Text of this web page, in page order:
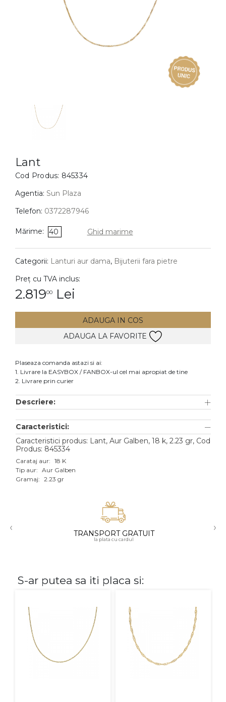
BIJUTERII COPII
Cercei
Bratari
Coliere
Lanturi
Pandantive
DIAMANTE Vezi toate
Cercei
Accesorii
Aur alb
Aur roz
Aur mixt
18K
Cu pietre
Diamante
Lant
Cod Produs: 845334
Agentia: Sun Plaza
Telefon: 0372287946
Mărime: 40 Ghid marime
Categorii: Lanturi aur dama, Bijuterii fara pietre
Preț cu TVA inclus:
2.81900 Lei
ADAUGA IN COS
ADAUGA LA FAVORITE
Plaseaza comanda astazi si ai:
1. Livrare la EASYBOX / FANBOX-ul cel mai apropiat de tine
2. Livrare prin curier
Descriere:
Caracteristici:
Caracteristici produs: Lant, Aur Galben, 18 k, 2.23 gr, Cod
Produs: 845334
Carataj aur: 18 K
Tip aur: Aur Galben
Gramaj: 2.23 gr
‹ TRANSPORT GRATUIT
la plata cu cardul
›
S-ar putea sa iti placa si: